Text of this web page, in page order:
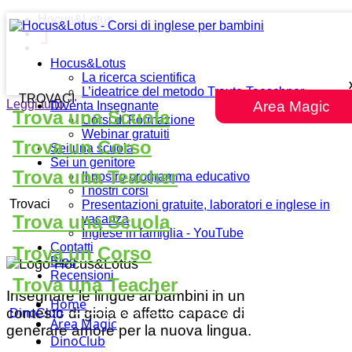
Hocus&Lotus
La ricerca scientifica
L’ideatrice del metodo Traute Taeschner
Diventa Insegnante
Corsi di Formazione
Webinar gratuiti
Sei una scuola
Sei un genitore
Il nostro programma educativo
I nostri corsi
Presentazioni gratuite, laboratori e inglese in
vacanza
Inglese in famiglia - YouTube
Contatti
Blog
Recensioni
Home
Area Magic
DinoClub
Area Magic
TROVACI
Trova una Scuola
Trova un Corso
Trova una Teacher
Trovaci
Trova una Scuola
Trova un Corso
Trova una Teacher
DinoClub
Hocus&Lotus
Leggi tutto""
Insegnare le lingue ai bambini in un
contesto di gioia e affetto capace di
generare amore per la nuova lingua.